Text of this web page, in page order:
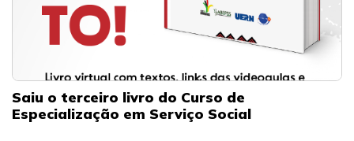
Saiu o terceiro livro do Curso de
Especialização em Serviço Social